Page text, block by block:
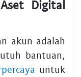
Digital
akun adalah
bantuan,
untuk